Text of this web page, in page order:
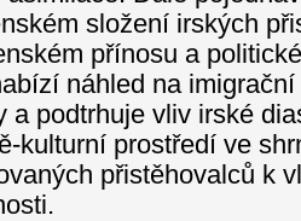
složení irských
přínosu a
náhled na
a podtrhuje vliv irské
kulturní prostředí ve
přistěhovalců k